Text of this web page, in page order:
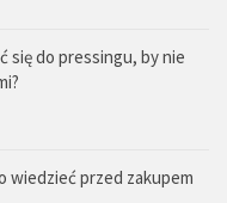
się do pressingu, by nie
wiedzieć przed zakupem